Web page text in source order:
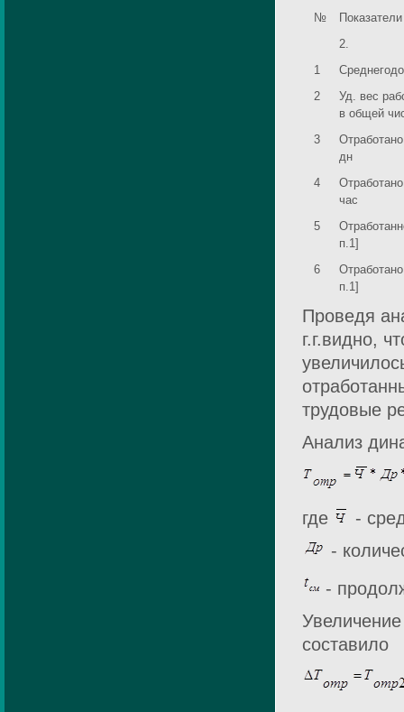
№
Показатели
2.
1
2
Уд. вес
в общей
3
дн
4
час
5
п.1]
6
п.1]
Проведя
г.г.видно,
трудовые
Анализ
где
-
-
-
составило